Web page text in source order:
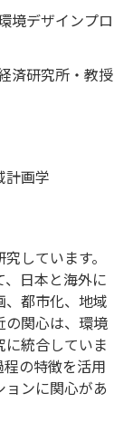
境デザインプロ
済研究所・教授
計画学
しています。
日本と海外に
都市化、地域
の関心は、環境
統合していま
の特徴を活用
ンに関心があ